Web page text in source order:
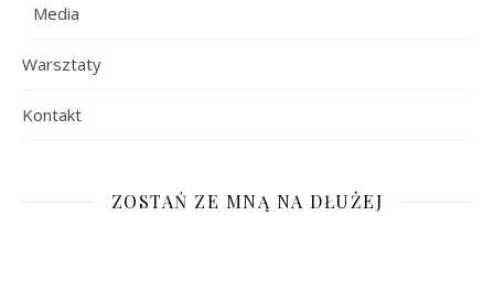
Media
Warsztaty
Kontakt
ZOSTAŃ ZE MNĄ NA DŁUŻEJ